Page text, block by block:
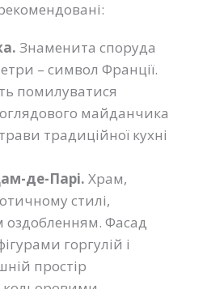
Знаменита споруда
– символ Франції.
помилуватися
майданчика
традиційної кухні
де-Парі. Храм,
стилі,
оздобленням. Фасад
горгулій і
простір